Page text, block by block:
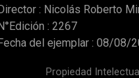
: Nicolás Roberto
: 2267
del ejemplar : 08/08/
Propiedad